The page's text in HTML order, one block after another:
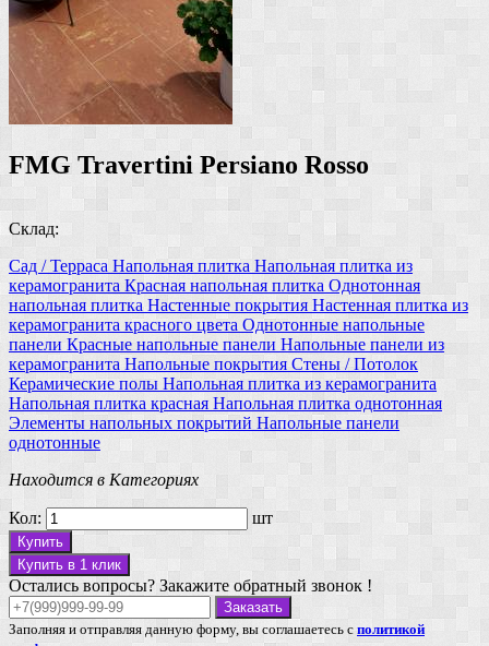
FMG Travertini Persiano Rosso
Склад:
Сад / Терраса Напольная плитка Напольная плитка из
керамогранита Красная напольная плитка Однотонная
напольная плитка Настенные покрытия Настенная плитка из
керамогранита красного цвета Однотонные напольные
панели Красные напольные панели Напольные панели из
керамогранита Напольные покрытия Стены / Потолок
Керамические полы Напольная плитка из керамогранита
Напольная плитка красная Напольная плитка однотонная
Элементы напольных покрытий Напольные панели
однотонные
Находится в Категориях
Кол: шт
Купить
Купить в 1 клик
Остались вопросы? Закажите обратный звонок !
Заказать
Заполняя и отправляя данную форму, вы соглашаетесь с политикой